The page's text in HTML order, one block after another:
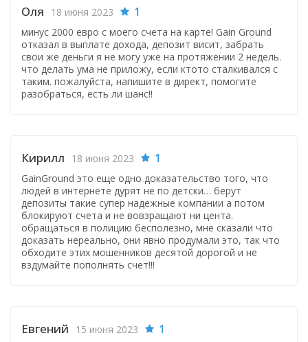
Оля 18 июня 2023 1
минус 2000 евро с моего счета на карте! Gain Ground
отказал в выплате дохода, депозит висит, забрать
свои же деньги я не могу уже на протяжении 2 недель.
что делать ума не приложу, если ктото сталкивался с
таким. пожалуйста, напишите в директ, помогите
разобраться, есть ли шанс!!
Кирилл 18 июня 2023 1
GainGround это еще одно доказательство того, что
людей в интернете дурят не по детски… берут
депозиты такие супер надежные компании а потом
блокируют счета и не вовзращают ни цента.
обращаться в полицию бесполезно, мне сказали что
доказать нереально, они явно продумали это, так что
обходите этих мошенников десятой дорогой и не
вздумайте пополнять счет!!!
Евгений 15 июня 2023 1